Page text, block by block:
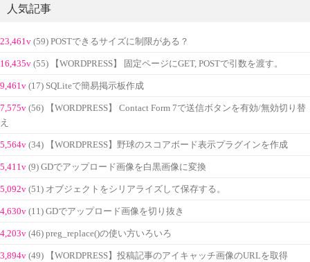
人気記事
23,461v (59) POSTできるサイズに制限がある？
16,435v (55) 【WORDPRESS】 固定ページにGET, POSTで引数を渡す。
9,461v (17) SQLiteで簡易掲示板作成
7,575v (56) 【WORDPRESS】 Contact Form 7で送信ボタンを有効/無効切り替
え
5,564v (34) 【WORDPRESS】野球のスコアボード表示プラグインを作成
5,411v (9) GDでアップロード画像を白黒画像に変換
5,092v (51) オブジェクトをシリアライズして保存する。
4,630v (11) GDでアップロード画像を切り抜き
4,203v (46) preg_replace()の使い方いろいろ
3,894v (49) 【WORDPRESS】投稿記事のアイキャッチ画像のURLを取得